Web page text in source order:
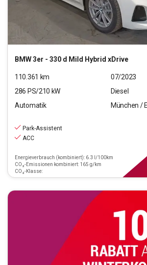
BMW3er - 330 d Mild Hybrid xDrive
110.361 km
07/2023
286 PS/210 kW
Diesel
Automatik
München /
Park-Assistent
ACC
Energieverbrauch (kombiniert): 6.3 l/100km
CO₂-Emissionen kombiniert: 165 g/km
CO₂-Klasse: